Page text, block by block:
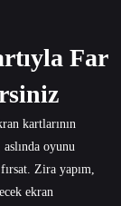
Far
kartlarının
oyunu
Zira yapım,
ekran